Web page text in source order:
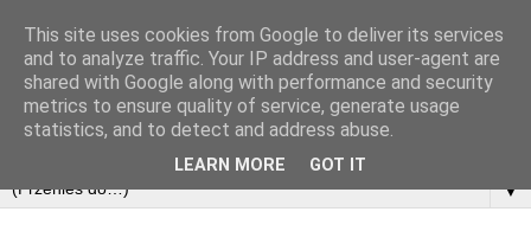
▼
This site uses cookies from Google to deliver its services
and to analyze traffic. Your IP address and user-agent are
shared with Google along with performance and security
metrics to ensure quality of service, generate usage
statistics, and to detect and address abuse.
LEARN MORE GOT IT